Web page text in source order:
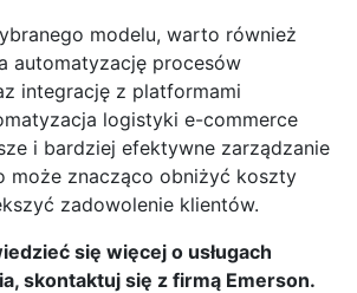
modelu, warto również
automatyzację procesów
integrację z platformami
logistyki e-commerce
i bardziej efektywne zarządzanie
może znacząco obniżyć koszty
zadowolenie klientów.
się więcej o usługach
skontaktuj się z firmą Emerson.